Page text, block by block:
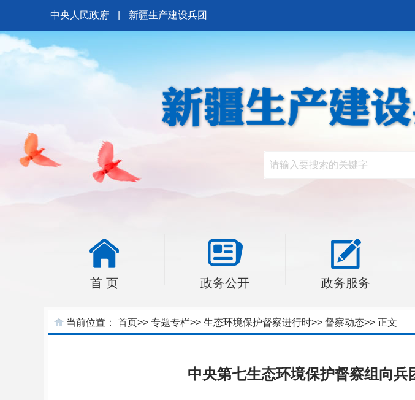
中央人民政府 新疆生产建设兵团
首 页 政务公开 政务服务
当前位置： 首页>> 专题专栏>> 生态环境保护督察进行时>> 督察动态>> 正文
中央第七生态环境保护督察组向